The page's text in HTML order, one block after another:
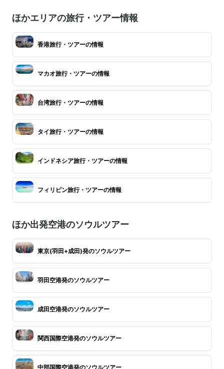
ほかエリアの旅行・ツアー情報
香港旅行・ツアーの情報
マカオ旅行・ツアーの情報
台湾旅行・ツアーの情報
タイ旅行・ツアーの情報
インドネシア旅行・ツアーの情報
フィリピン旅行・ツアーの情報
ほか出発空港のソウルツアー
東京(羽田+成田)発のソウルツアー
羽田空港発のソウルツアー
成田空港発のソウルツアー
関西国際空港発のソウルツアー
中部国際空港発のソウルツアー